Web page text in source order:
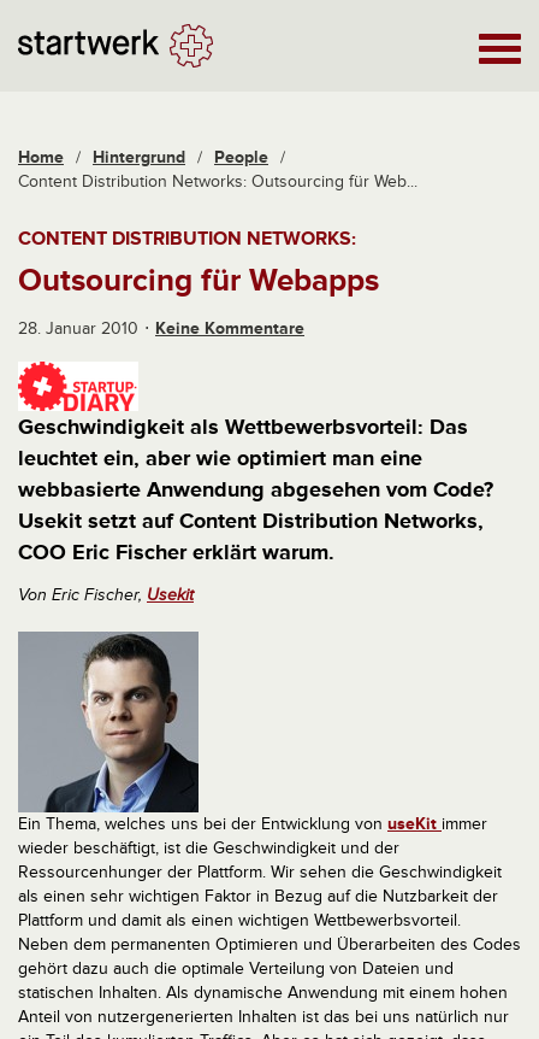
Home / Hintergrund / People /
Content Distribution Networks: Outsourcing für Web...
CONTENT DISTRIBUTION NETWORKS:
Outsourcing für Webapps
28. Januar 2010 Keine Kommentare
Geschwindigkeit als Wettbewerbsvorteil: Das
leuchtet ein, aber wie optimiert man eine
webbasierte Anwendung abgesehen vom Code?
Usekit setzt auf Content Distribution Networks,
COO Eric Fischer erklärt warum.
Von Eric Fischer, Usekit
Ein Thema, welches uns bei der Entwicklung von useKit immer
wieder beschäftigt, ist die Geschwindigkeit und der
Ressourcenhunger der Plattform. Wir sehen die Geschwindigkeit
als einen sehr wichtigen Faktor in Bezug auf die Nutzbarkeit der
Plattform und damit als einen wichtigen Wettbewerbsvorteil.
Neben dem permanenten Optimieren und Überarbeiten des Codes
gehört dazu auch die optimale Verteilung von Dateien und
statischen Inhalten. Als dynamische Anwendung mit einem hohen
Anteil von nutzergenerierten Inhalten ist das bei uns natürlich nur